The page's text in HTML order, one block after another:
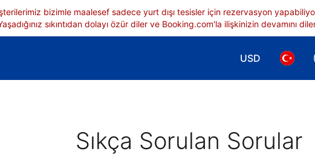
bizimle maalesef sadece yurt dışı tesisler için rezervasyon
sıkıntıdan dolayı özür diler ve Booking.com'la ilişkinizin devamını
USD
Para birimi
Dil
Sıkça Sorulan Sorular